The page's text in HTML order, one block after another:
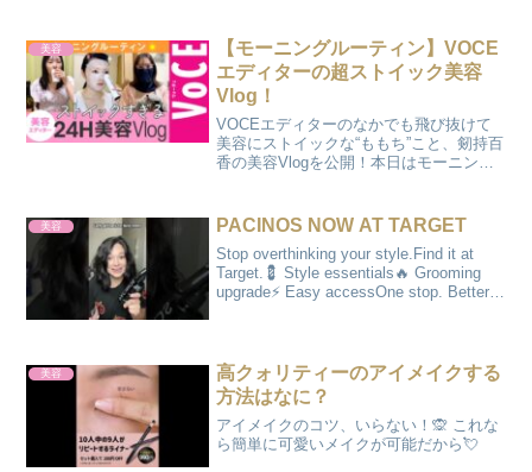
美容
【モーニングルーティン】VOCE
エディターの超ストイック美容
Vlog！
VOCEエディターのなかでも飛び抜けて
美容にストイックな“ももち”こと、剱持百
香の美容Vlogを公開！本日はモーニング
02:55 朝のスキンケア11:02 垢抜け...
美容 PACINOS NOW AT TARGET
Stop overthinking your style.Find it at
Target.💈 Style essentials🔥 Grooming
upgrade⚡ Easy accessOne stop. Better
美容
高クォリティーのアイメイクする
方法はなに？
アイメイクのコツ、いらない！🙊 これな
ら簡単に可愛いメイクが可能だから💘